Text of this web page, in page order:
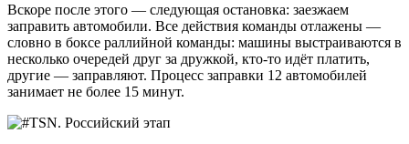
Вскоре после этого — следующая остановка: заезжаем
заправить автомобили. Все действия команды отлажены —
словно в боксе раллийной команды: машины выстраиваются в
несколько очередей друг за дружкой, кто-то идёт платить,
другие — заправляют. Процесс заправки 12 автомобилей
занимает не более 15 минут.